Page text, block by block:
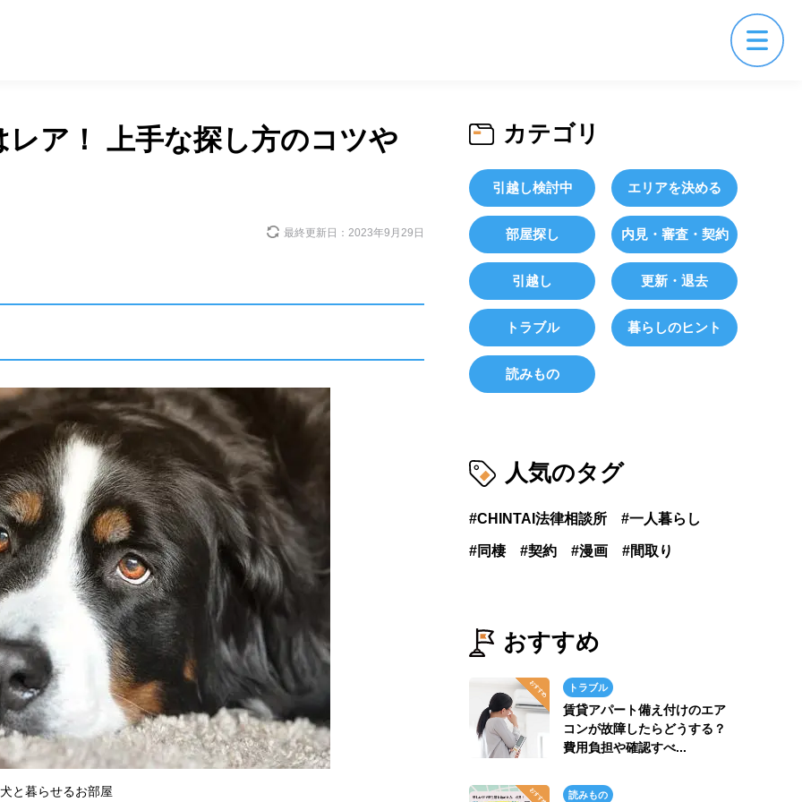
ア！ 上手な探し方のコツや
最終更新日： 2023年9月29日
と暮らせるお部屋
カテゴリ
引越し検討中 エリアを決める
部屋探し 内見・審査・契約
引越し 更新・退去
トラブル 暮らしのヒント
読みもの
人気のタグ
CHINTAI法律相談所 一人暮らし
同棲 契約 漫画 間取り
おすすめ
トラブル
賃貸アパート備え付けのエア
コンが故障したらどうする？
費用負担や確認すべ...
読みもの